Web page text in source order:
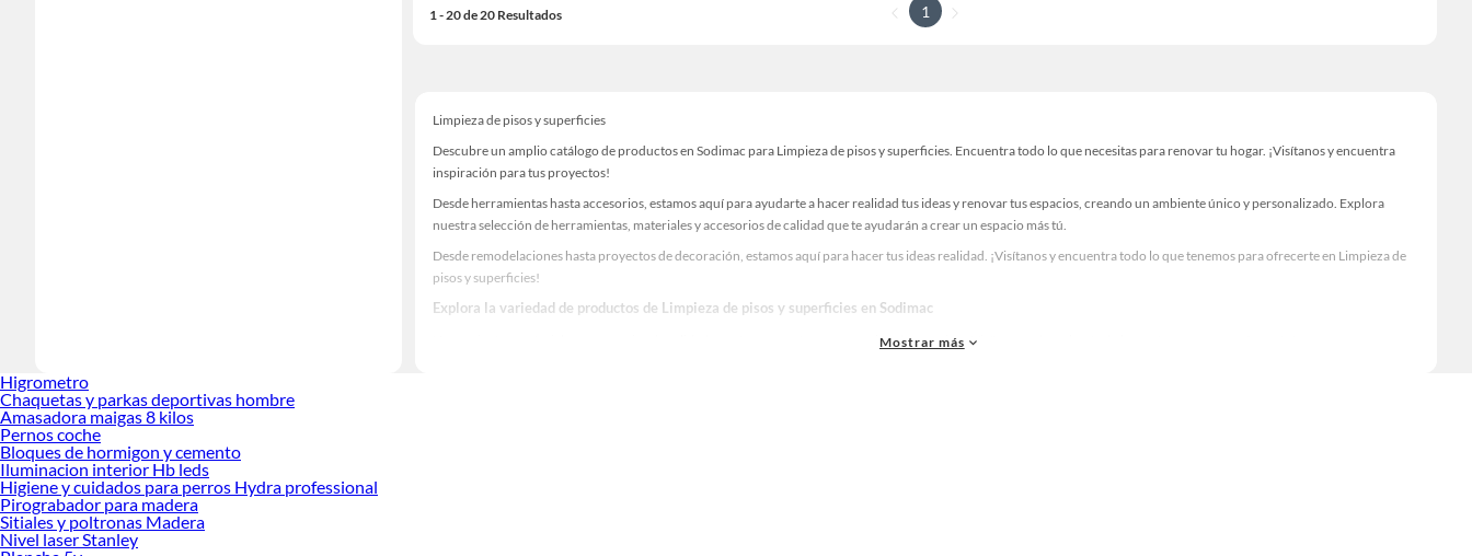
1 - 20 de 20 Resultados 1
Limpieza de pisos y superficies
Descubre un amplio catálogo de productos en Sodimac para Limpieza de pisos y superficies. Encuentra todo lo que necesitas para renovar tu hogar. ¡Visítanos y encuentra
inspiración para tus proyectos!
Desde herramientas hasta accesorios, estamos aquí para ayudarte a hacer realidad tus ideas y renovar tus espacios, creando un ambiente único y personalizado. Explora
nuestra selección de herramientas, materiales y accesorios de calidad que te ayudarán a crear un espacio más tú.
Desde remodelaciones hasta proyectos de decoración, estamos aquí para hacer tus ideas realidad. ¡Visítanos y encuentra todo lo que tenemos para ofrecerte en Limpieza de
pisos y superficies!
Explora la variedad de productos de Limpieza de pisos y superficies en Sodimac
Herramientas, materiales y accesorios de calidad para tus proyectos y renovación de espacios. ¡Visítanos y descubre todo lo que tenemos para ofrecerte!
Mostrar más
Higrometro
Chaquetas y parkas deportivas hombre
Amasadora maigas 8 kilos
Pernos coche
Bloques de hormigon y cemento
Iluminacion interior Hb leds
Higiene y cuidados para perros Hydra professional
Pirograbador para madera
Sitiales y poltronas Madera
Nivel laser Stanley